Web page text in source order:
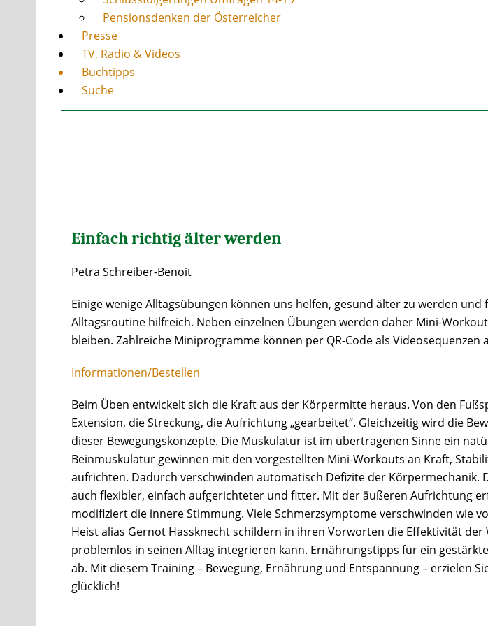
Pensionsdenken der Österreicher
Presse
TV, Radio & Videos
Buchtipps
Suche
Einfach richtig älter werden
Petra Schreiber-Benoit
Einige wenige Alltagsübungen können uns helfen, gesund älter zu werden
Alltagsroutine hilfreich. Neben einzelnen Übungen werden daher Mini-
bleiben. Zahlreiche Miniprogramme können per QR-Code als
Informationen/Bestellen
Beim Üben entwickelt sich die Kraft aus der Körpermitte heraus. Von den
Extension, die Streckung, die Aufrichtung „gearbeitet“. Gleichzeitig wird die
dieser Bewegungskonzepte. Die Muskulatur ist im übertragenen Sinne ein
Beinmuskulatur gewinnen mit den vorgestellten Mini-Workouts an Kraft,
aufrichten. Dadurch verschwinden automatisch Defizite der Körpermechanik.
auch flexibler, einfach aufgerichteter und fitter. Mit der äußeren Aufrichtung
modifiziert die innere Stimmung. Viele Schmerzsymptome verschwinden wie
Heist alias Gernot Hassknecht schildern in ihren Vorworten die Effektivität
problemlos in seinen Alltag integrieren kann. Ernährungstipps für ein
ab. Mit diesem Training – Bewegung, Ernährung und Entspannung – erzielen
glücklich!